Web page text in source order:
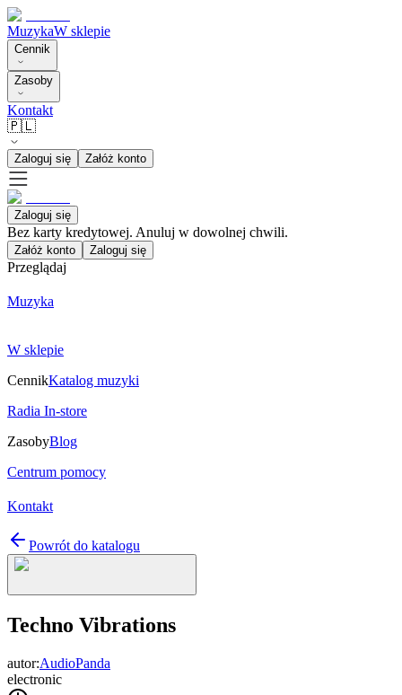
MuzykaW sklepie
Cennik
Zasoby
Kontakt
🇵🇱
Zaloguj się Załóż konto
Zaloguj się
Bez karty kredytowej. Anuluj w dowolnej chwili.
Załóż konto Zaloguj się
Przeglądaj
Muzyka
W sklepie
CennikKatalog muzyki
Radia In-store
ZasobyBlog
Centrum pomocy
Kontakt
Powrót do katalogu
Techno Vibrations
autor:AudioPanda
electronic